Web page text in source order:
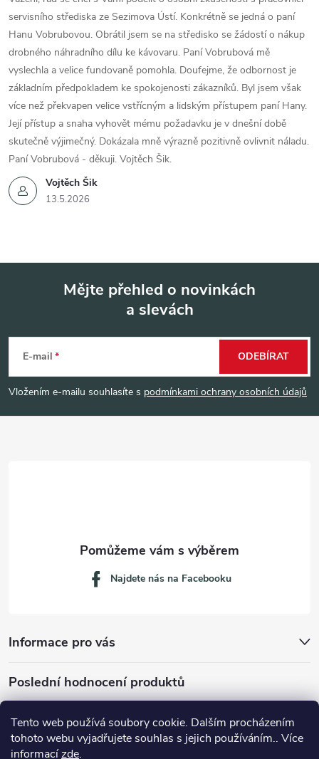
Tento web používá soubory cookie. Dalším procházením
tohoto webu vyjadřujete souhlas s jejich používáním.. Více
informacízde.
Vojtěch Šik
13.5.2026
servisního střediska ze Sezimova Ústí. Konkrétně se jedná o paní
Hanu Vobrubovou. Obrátil jsem se na středisko se žádostí o nákup
drobného náhradního dílu ke kávovaru. Paní Vobrubová mě
vyslechla a velice fundovaně pomohla. Doufejme, že odbornost je
základním předpokladem ke spokojenosti zákazníků. Byl jsem však
více než překvapen velice vstřícným a lidským přístupem paní Hany.
Její přístup a snaha vyhovět mému požadavku je v dnešní době
skutečně výjimečný. Dokázala mně výrazně pozitivně ovlivnit náladu.
Paní Vobrubová - děkuji. Vojtěch Šik.
p
Mějte přehled o novinkách
a slevách
E-mail
Vložením e-mailu souhlasíte s podmínkami ochrany osobních údajů
ODEBÍRAT
Informace pro vás
Najdete nás na Facebooku
Poslední hodnocení produktů
Dávkovací lžička na mletou kávu 53132C8134